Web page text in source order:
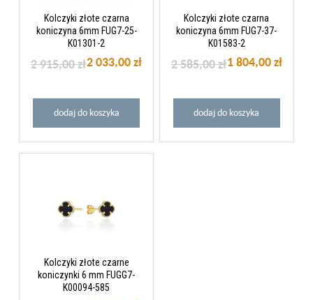
Kolczyki złote czarna
koniczyna 6mm FUG7-25-
K01301-2
2 033,00 zł
2 915,00 zł
dodaj do koszyka
Kolczyki złote czarna
koniczyna 6mm FUG7-37-
K01583-2
1 804,00 zł
2 585,00 zł
dodaj do koszyka
Kolczyki złote czarne
koniczynki 6 mm FUGG7-
K00094-585